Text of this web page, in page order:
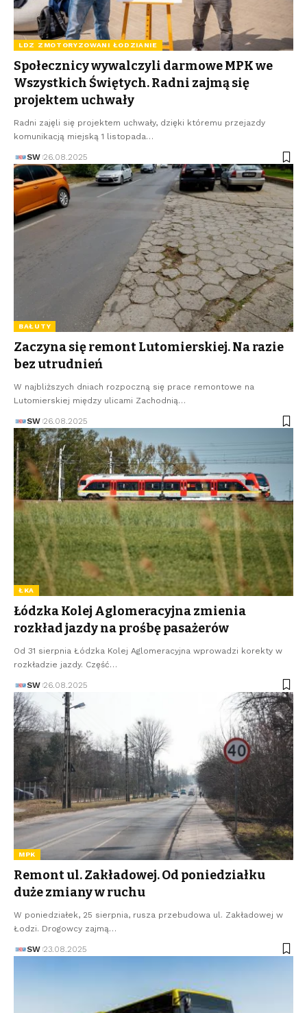
LDZ ZMOTORYZOWANI ŁODZIANIE
Społecznicy wywalczyli darmowe MPK we
Wszystkich Świętych. Radni zajmą się
projektem uchwały
Radni zajęli się projektem uchwały, dzięki któremu przejazdy
komunikacją miejską 1 listopada…
SW 26.08.2025
BAŁUTY
Zaczyna się remont Lutomierskiej. Na razie
bez utrudnień
W najbliższych dniach rozpoczną się prace remontowe na
Lutomierskiej między ulicami Zachodnią…
SW 26.08.2025
ŁKA
Łódzka Kolej Aglomeracyjna zmienia
rozkład jazdy na prośbę pasażerów
Od 31 sierpnia Łódzka Kolej Aglomeracyjna wprowadzi korekty w
rozkładzie jazdy. Część…
SW 26.08.2025
MPK
Remont ul. Zakładowej. Od poniedziałku
duże zmiany w ruchu
W poniedziałek, 25 sierpnia, rusza przebudowa ul. Zakładowej w
Łodzi. Drogowcy zajmą…
SW 23.08.2025